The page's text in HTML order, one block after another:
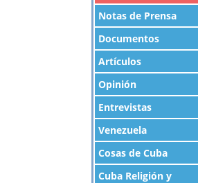
Notas de Prensa
Documentos
Artículos
Opinión
Entrevistas
Venezuela
Cosas de Cuba
Cuba Religión y